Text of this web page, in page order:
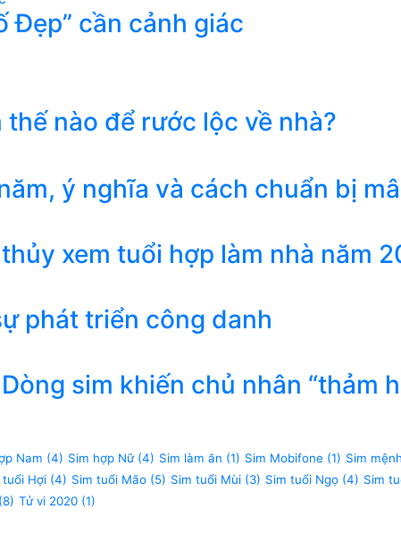
Đẹp” cần cảnh giác
nào để rước lộc về nhà?
ý nghĩa và cách chuẩn bị
xem tuổi hợp làm nhà năm
phát triển công danh
sim khiến chủ nhân “thảm
Nam (4) Sim hợp Nữ(4) Sim làm ăn (1) Sim Mobifone (1) Sim
tuổi Hợi (4) Sim tuổi Mão (5) Sim tuổi Mùi (3) Sim tuổi Ngọ (4) Sim
(8) Tử vi 2020 (1)